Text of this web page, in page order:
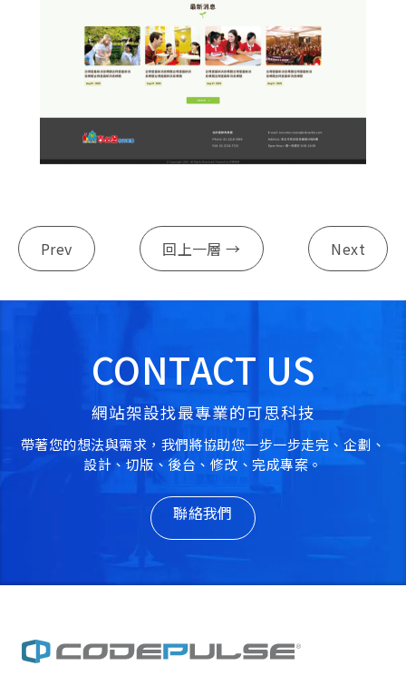
Prev 回上一層 → Next
CONTACT US
網站架設找最專業的可思科技
帶著您的想法與需求，我們將協助您一步一步走完、企劃、
設計、切版、後台、修改、完成專案。
聯絡我們